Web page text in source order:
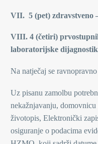
VII. 5 (pet) zdravstveno
VIII. 4 (četiri)
laboratorijske
Na natječaj se
Uz pisanu zamolbu
nekažnjavanju,
životopis, Elektronički
osiguranje o podacima